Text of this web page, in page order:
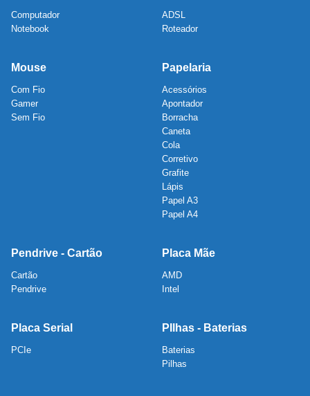
Computador
Notebook
ADSL
Roteador
Mouse
Com Fio
Gamer
Sem Fio
Papelaria
Acessórios
Apontador
Borracha
Caneta
Cola
Corretivo
Grafite
Lápis
Papel A3
Papel A4
Pendrive - Cartão
Cartão
Pendrive
Placa Mãe
AMD
Intel
Placa Serial
PCIe
PIlhas - Baterias
Baterias
Pilhas